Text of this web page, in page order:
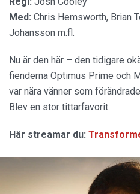
Med: Chris Hemsworth, Brian
Johansson m.fl.
Nu är den här – den tidigare
fienderna Optimus Prime och
var nära vänner som
Blev en stor tittarfavorit.
Här streamar du: